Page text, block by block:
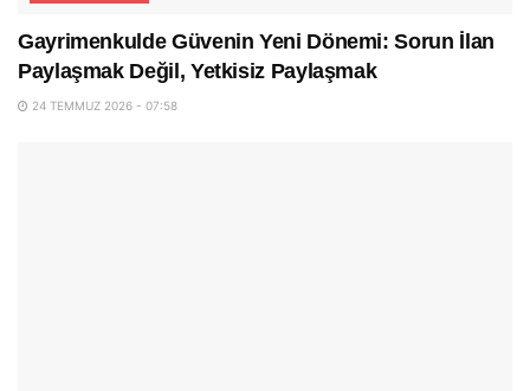
Gayrimenkulde Güvenin Yeni Dönemi: Sorun İlan
Paylaşmak Değil, Yetkisiz Paylaşmak
24 TEMMUZ 2026 - 07:58